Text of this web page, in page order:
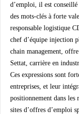
d’emploi, il est
des mots-clés à forte
responsable logistique
chef d’équipe injection
chain management,
Settat, carrière en
Ces expressions sont
entreprises, et leur
positionnement dans les
sites d’offres d’emploi